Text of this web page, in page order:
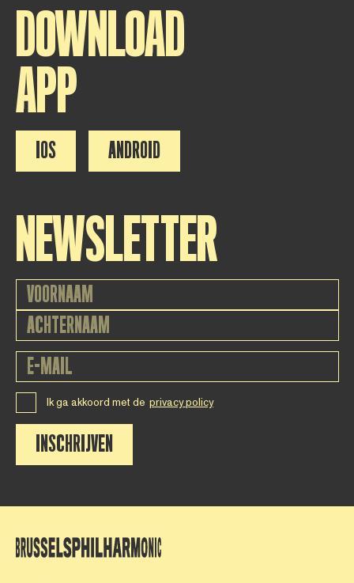
DOWNLOAD
APP
IOS ANDROID
NEWSLETTER
Ik ga akkoord met de privacy policy
INSCHRIJVEN